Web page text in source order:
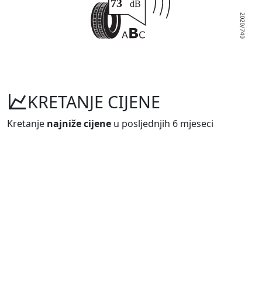
KRETANJE CIJENE
Kretanje najniže cijene u posljednjih 6 mjeseci